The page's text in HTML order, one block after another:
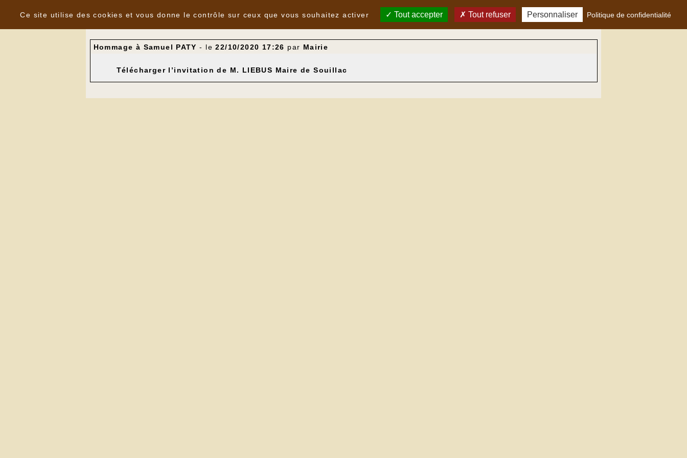
Nouvelles
Hommage à Samuel PATY - le22/10/2020 17:26 par Mairie
Télécharger l’invitation de M. LIEBUS Maire de Souillac
Ce site utilise des cookies et vous donne le contrôle sur ceux que vous souhaitez activer
Tout accepter Tout refuser Personnaliser Politique de confidentialité